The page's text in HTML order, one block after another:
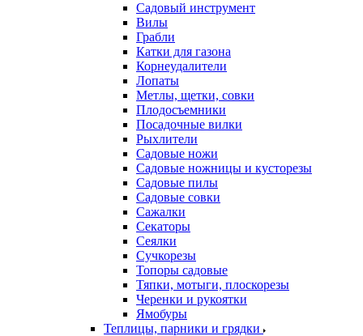
Садовый инструмент
Вилы
Грабли
Катки для газона
Корнеудалители
Лопаты
Метлы, щетки, совки
Плодосъемники
Посадочные вилки
Рыхлители
Садовые ножи
Садовые ножницы и кусторезы
Садовые пилы
Садовые совки
Сажалки
Секаторы
Сеялки
Сучкорезы
Топоры садовые
Тяпки, мотыги, плоскорезы
Черенки и рукоятки
Ямобуры
Теплицы, парники и грядки